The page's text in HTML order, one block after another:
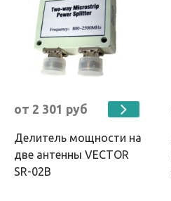
от 2 301 руб
Делитель мощности на
две антенны VECTOR
SR-02B